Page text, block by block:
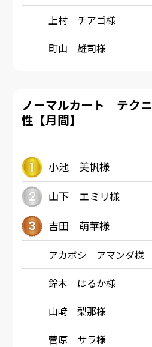
上村 チアゴ様
町山 雄司様
ノーマルカート テク
性【月間】
小池 美帆様
山下 エミリ様
吉田 萌華様
アカボシ アマンダ様
鈴木 はるか様
山﨑 梨那様
菅原 サラ様